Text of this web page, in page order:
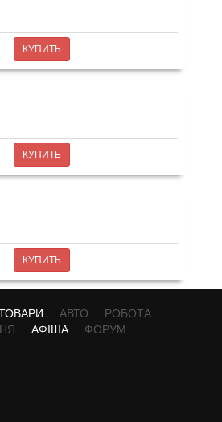
КУПИТЬ
КУПИТЬ
КУПИТЬ
АВТО
РОБОТА
АФІША ФОРУМ